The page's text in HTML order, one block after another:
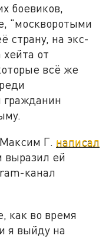
боевиков,
"москворотыми
страну, на экс-
от
всё же
гражданин
Г. написал
выразил ей
канал
как во время
я выйду на